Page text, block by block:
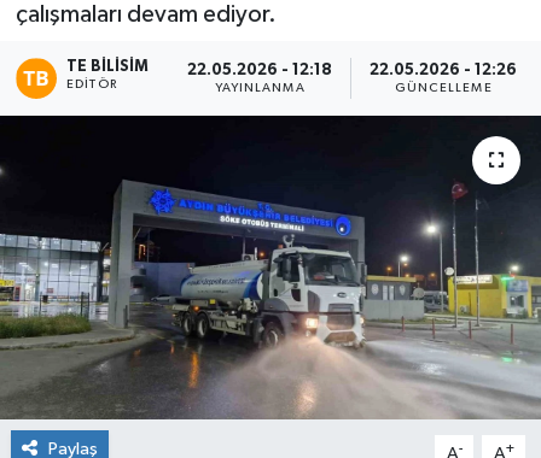
çalışmaları devam ediyor.
TE BILISIM
EDITÖR
22.05.2026 - 12:18
YAYINLANMA
22.05.2026 - 12:26
GÜNCELLEME
Paylaş A- A+